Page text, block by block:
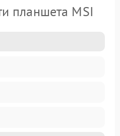
планшета MSI